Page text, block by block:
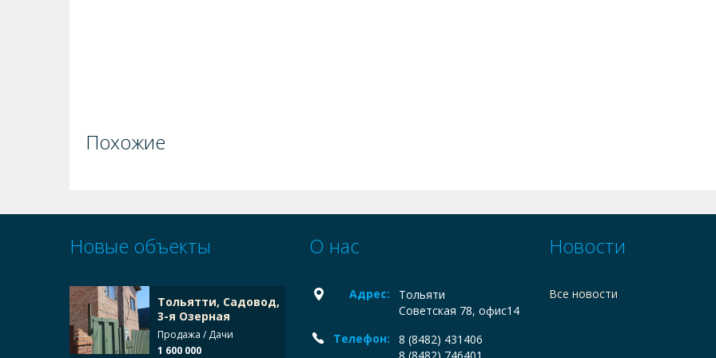
Похожие
Новые объекты
Тольятти, Садовод,
3-я Озерная
Продажа / Дачи
1 600 000
О нас
Адрес:
Тольяти
Советская 78, офис14
Телефон:
8 (8482) 431406
Новости
Все новости